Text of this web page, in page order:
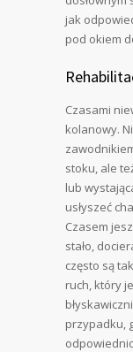
jak
pod okiem
Czasami
kolanowy.
stoku, ale
lub
usłyszeć
Czasem
stało,
często są
ruch, który
przypadku,